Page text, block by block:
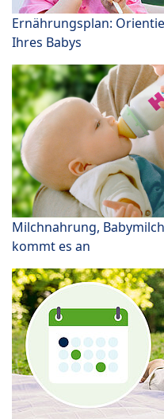
Ernährungsplan:
Ihres Babys
Milchnahrung,
kommt es an